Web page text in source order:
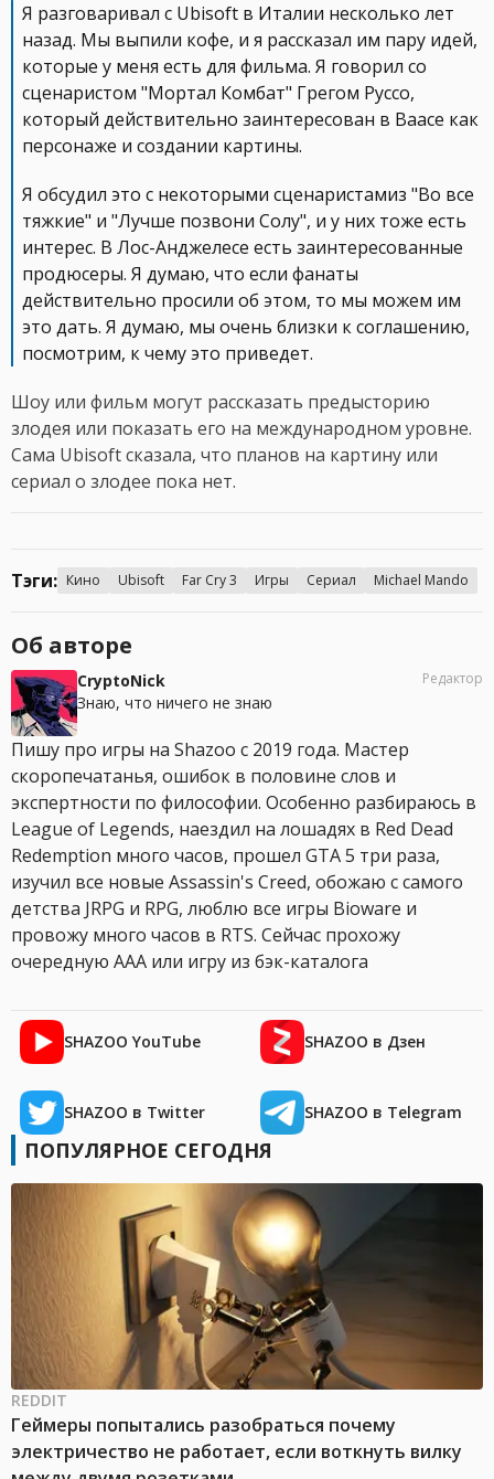
Я разговаривал с Ubisoft в Италии несколько лет
назад. Мы выпили кофе, и я рассказал им пару идей,
которые у меня есть для фильма. Я говорил со
сценаристом "Мортал Комбат" Грегом Руссо,
который действительно заинтересован в Ваасе как
персонаже и создании картины.
Я обсудил это с некоторыми сценаристамиз "Во все
тяжкие" и "Лучше позвони Солу", и у них тоже есть
интерес. В Лос-Анджелесе есть заинтересованные
продюсеры. Я думаю, что если фанаты
действительно просили об этом, то мы можем им
это дать. Я думаю, мы очень близки к соглашению,
посмотрим, к чему это приведет.
Шоу или фильм могут рассказать предысторию
злодея или показать его на международном уровне.
Сама Ubisoft сказала, что планов на картину или
сериал о злодее пока нет.
Тэги: Кино Ubisoft Far Cry 3 Игры Сериал Michael Mando
Об авторе
CryptoNick
Знаю, что ничего не знаю
Редактор
Пишу про игры на Shazoo с 2019 года. Мастер
скоропечатанья, ошибок в половине слов и
экспертности по философии. Особенно разбираюсь в
League of Legends, наездил на лошадях в Red Dead
Redemption много часов, прошел GTA 5 три раза,
изучил все новые Assassin's Creed, обожаю с самого
детства JRPG и RPG, люблю все игры Bioware и
провожу много часов в RTS. Сейчас прохожу
очередную AAA или игру из бэк-каталога
SHAZOO YouTube SHAZOO в Дзен
SHAZOO в Twitter SHAZOO в Telegram
ПОПУЛЯРНОЕ СЕГОДНЯ
REDDIT
Геймеры попытались разобраться почему
электричество не работает, если воткнуть вилку